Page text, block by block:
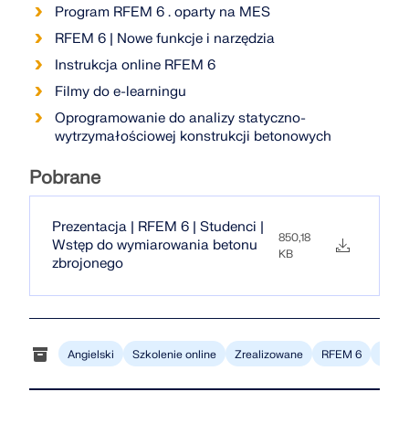
Program RFEM 6 . oparty na MES
RFEM 6 | Nowe funkcje i narzędzia
Instrukcja online RFEM 6
Filmy do e-learningu
Oprogramowanie do analizy statyczno-
wytrzymałościowej konstrukcji betonowych
Pobrane
Prezentacja | RFEM 6 | Studenci |
Wstęp do wymiarowania betonu
zbrojonego
850,18
KB
Angielski Szkolenie online Zrealizowane RFEM 6